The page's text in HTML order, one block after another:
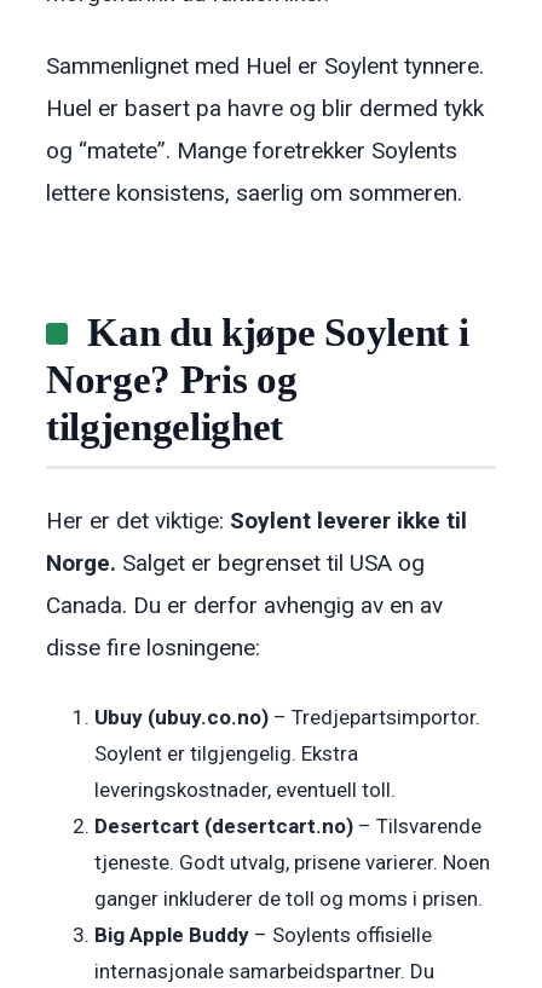
Sammenlignet med Huel er Soylent tynnere.
Huel er basert pa havre og blir dermed tykk
og “matete”. Mange foretrekker Soylents
lettere konsistens, saerlig om sommeren.
Kan du kjøpe Soylent i
Norge? Pris og
tilgjengelighet
Her er det viktige: Soylent leverer ikke til
Norge. Salget er begrenset til USA og
Canada. Du er derfor avhengig av en av
disse fire losningene:
Ubuy (ubuy.co.no) – Tredjepartsimportor.
Soylent er tilgjengelig. Ekstra
leveringskostnader, eventuell toll.
Desertcart (desertcart.no) – Tilsvarende
tjeneste. Godt utvalg, prisene varierer. Noen
ganger inkluderer de toll og moms i prisen.
Big Apple Buddy – Soylents offisielle
internasjonale samarbeidspartner. Du